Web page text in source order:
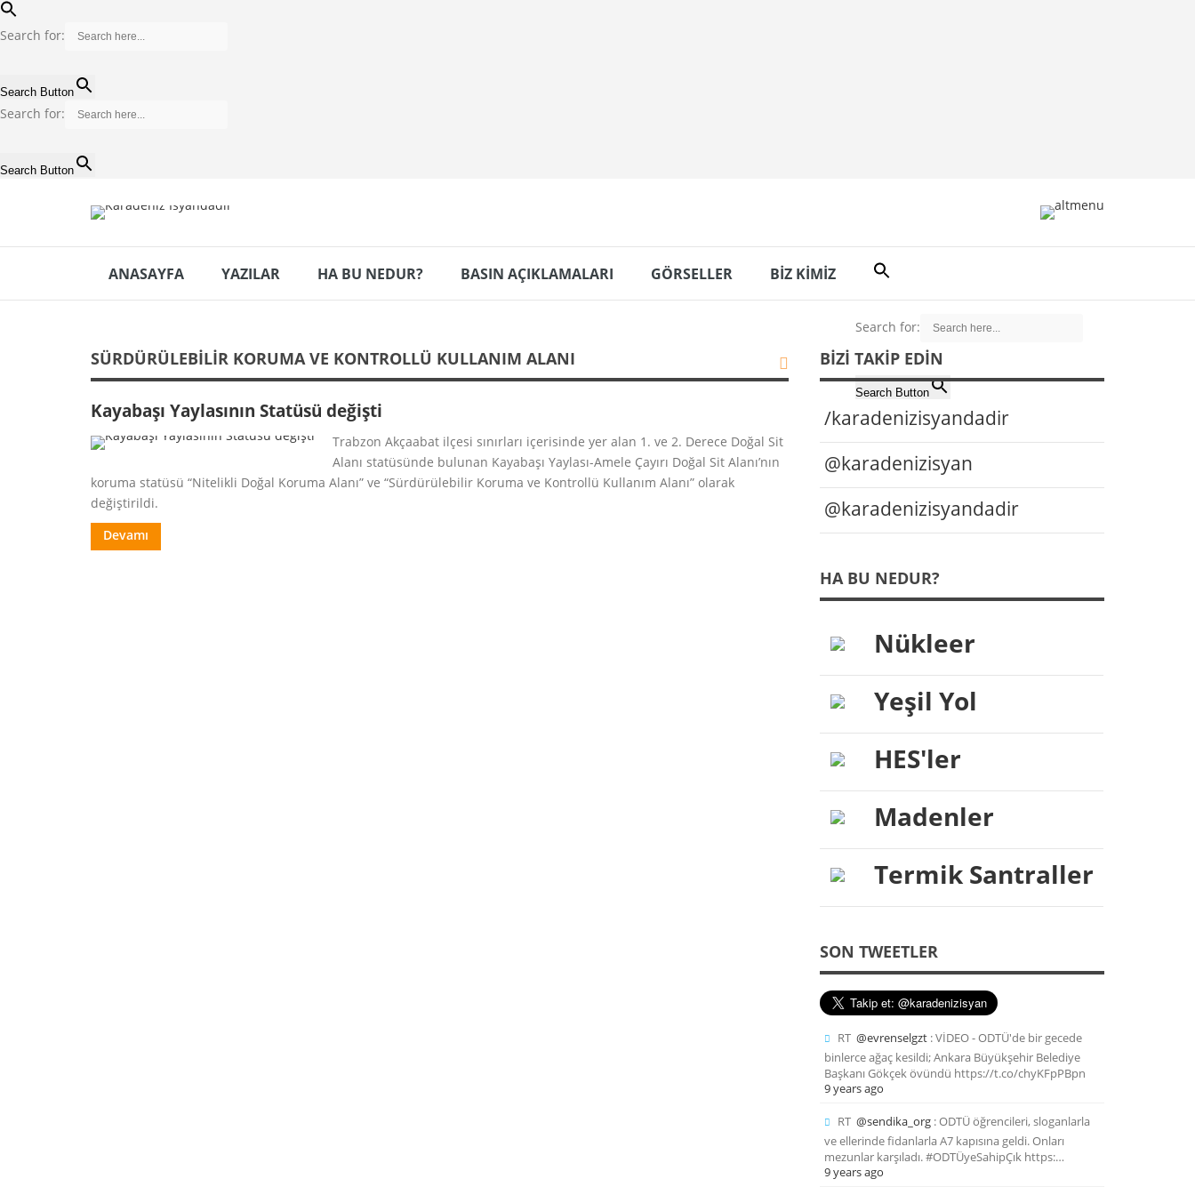
Search for:
Search Button
Search for:
Search Button
ANASAYFA YAZILAR HA BU NEDUR? BASIN AÇIKLAMALARI GÖRSELLER BİZ KİMİZ
Search for:
Search Button
SÜRDÜRÜLEBILIR KORUMA VE KONTROLLÜ KULLANIM ALANI
Kayabaşı Yaylasının Statüsü değişti
Trabzon Akçaabat ilçesi sınırları içerisinde yer alan 1. ve 2. Derece Doğal Sit
Alanı statüsünde bulunan Kayabaşı Yaylası-Amele Çayırı Doğal Sit Alanı’nın
koruma statüsü “Nitelikli Doğal Koruma Alanı” ve “Sürdürülebilir Koruma ve Kontrollü Kullanım Alanı” olarak
değiştirildi.
Devamı
BIZI TAKIP EDIN
/karadenizisyandadir
@karadenizisyan
@karadenizisyandadir
HA BU NEDUR?
Nükleer
Yeşil Yol
HES'ler
Madenler
Termik Santraller
SON TWEETLER
RT @evrenselgzt : VİDEO - ODTÜ'de bir gecede
binlerce ağaç kesildi; Ankara Büyükşehir Belediye
Başkanı Gökçek övündü https://t.co/chyKFpPBpn
9 years ago
RT @sendika_org : ODTÜ öğrencileri, sloganlarla
ve ellerinde fidanlarla A7 kapısına geldi. Onları
mezunlar karşıladı. #ODTÜyeSahipÇık https:…
9 years ago